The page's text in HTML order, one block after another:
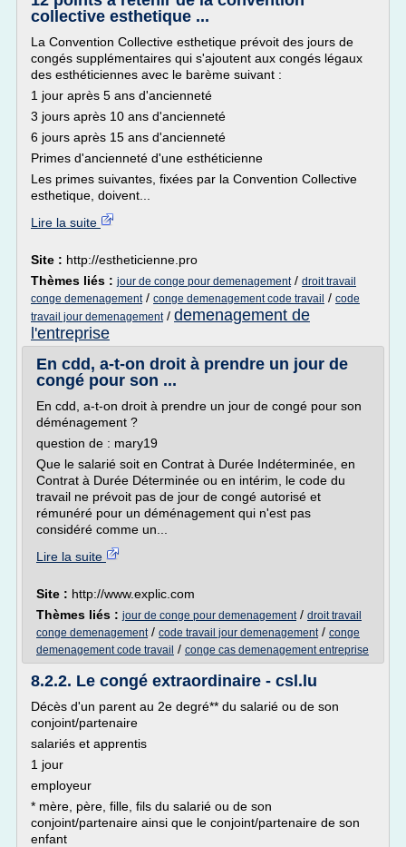
collective esthetique ...
La Convention Collective esthetique prévoit des jours de
congés supplémentaires qui s'ajoutent aux congés légaux
des esthéticiennes avec le barème suivant :
1 jour après 5 ans d'ancienneté
3 jours après 10 ans d'ancienneté
6 jours après 15 ans d'ancienneté
Primes d'ancienneté d'une esthéticienne
Les primes suivantes, fixées par la Convention Collective
esthetique, doivent...
Lire la suite
Site : http://estheticienne.pro
Thèmes liés : jour de conge pour demenagement/ droit travail
conge demenagement/ conge demenagement code travail / code
travail jour demenagement/ demenagement de
l'entreprise
En cdd, a-t-on droit à prendre un jour de
congé pour son ...
En cdd, a-t-on droit à prendre un jour de congé pour son
déménagement ?
question de : mary19
Que le salarié soit en Contrat à Durée Indéterminée, en
Contrat à Durée Déterminée ou en intérim, le code du
travail ne prévoit pas de jour de congé autorisé et
rémunéré pour un déménagement qui n'est pas
considéré comme un...
Lire la suite
Site : http://www.explic.com
Thèmes liés : jour de conge pour demenagement/ droit travail
conge demenagement/ code travail jour demenagement/ conge
demenagement code travail / conge cas demenagement entreprise
8.2.2. Le congé extraordinaire - csl.lu
Décès d'un parent au 2e degré** du salarié ou de son
conjoint/partenaire
salariés et apprentis
1 jour
employeur
* mère, père, fille, fils du salarié ou de son
conjoint/partenaire ainsi que le conjoint/partenaire de son
enfant